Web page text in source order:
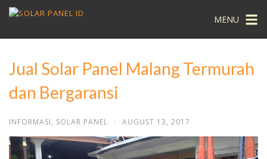
MENU
Jual Solar Panel Malang Termurah
dan Bergaransi
INFORMASI, SOLAR PANEL · AUGUST 13, 2017